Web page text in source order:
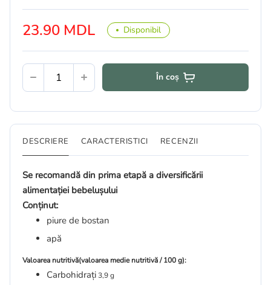
23.90 MDL Disponibil
În coș
DESCRIERE CARACTERISTICI RECENZII
Se recomandă din prima etapă a diversificării
alimentației bebelușului
Conținut:
piure de bostan
apă
Valoarea nutritivă(valoarea medie nutritivă / 100 g):
Carbohidrați3,9 g